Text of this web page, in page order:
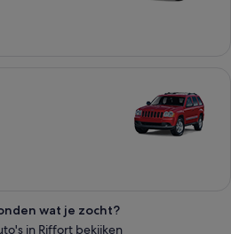
wat je zocht?
in Riffort bekijken